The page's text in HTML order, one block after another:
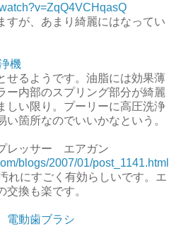
すが、あまり綺麗にはなってい
機
せるようです。油脂には効果薄
ー内部のスプリング部分が綺麗
しい限り。プーリーに高圧洗浄
箇所なのでいいかなという。
レッサー エアガン
blogs/2007/01/post_1141.html
れにすごく有効らしいです。エ
換も楽です。
動歯ブラシ